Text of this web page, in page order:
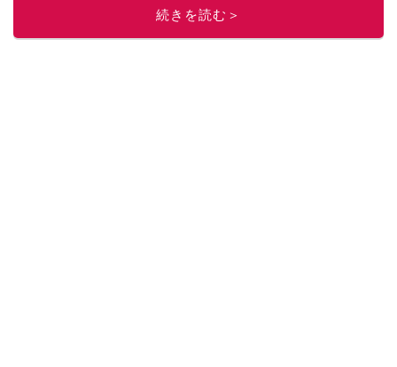
このイチオシストの他の記事を読む
続きを読む＞